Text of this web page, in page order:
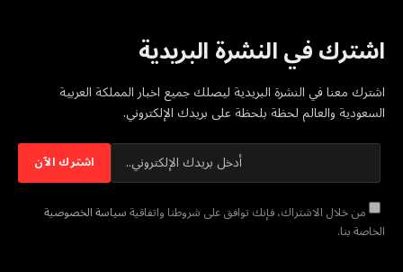
اشترك في النشرة البريدية
اشترك معنا في النشرة البريدية ليصلك جميع اخبار المملكة العربية
السعودية والعالم لحظة بلحظة على بريدك الإلكتروني.
من خلال الاشتراك، فإنك توافق على شروطنا واتفاقيةسياسة الخصوصية
الخاصة بنا.